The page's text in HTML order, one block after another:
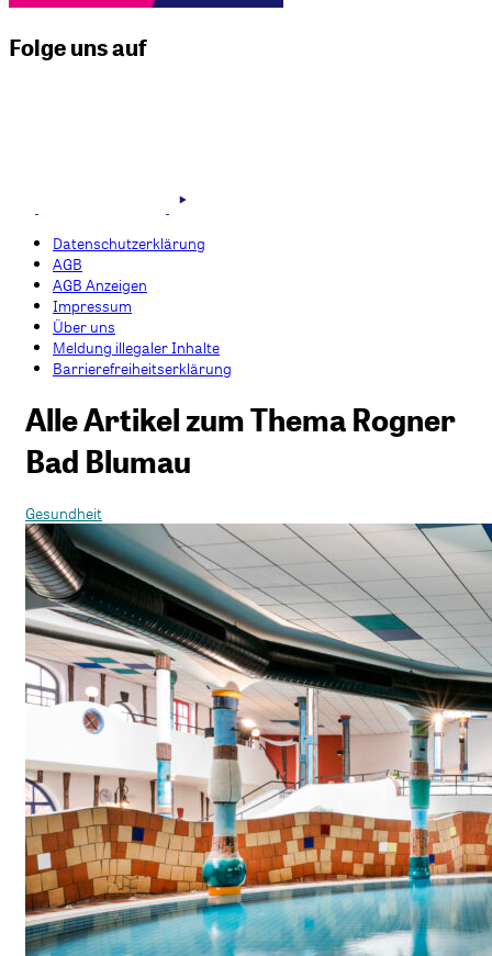
Folge uns auf
Datenschutzerklärung
AGB
AGB Anzeigen
Impressum
Über uns
Meldung illegaler Inhalte
Barrierefreiheitserklärung
Alle Artikel zum Thema Rogner
Bad Blumau
Gesundheit